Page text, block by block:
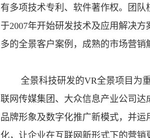
有多项技术专利、软件著作权。团
于2007年开始研发技术及应用解决
多的全景客户案例，成熟的市场营销
全景科技研发的VR全景项目为重
联网传媒集团、大众信息产业公司
品牌形象及数字化推广新模式，并
化，让企业在互联网新形式下的营销